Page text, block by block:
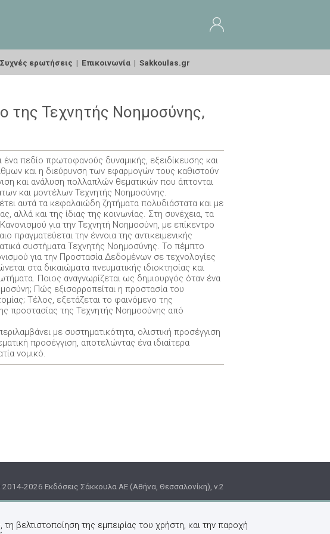
Συχνές ερωτήσεις | Επικοινωνία | Sakkoulas.gr
της Τεχνητής Νοημοσύνης,
πεδίο πρωτοφανούς δυναμικής, εξειδίκευσης και
και η διεύρυνση των εφαρμογών τους καθιστούν
και ανάλυση πολλαπλών θεματικών που άπτονται
και μοντέλων Τεχνητής Νοημοσύνης.
αυτά τα κεφαλαιώδη ζητήματα πολυδιάστατα και με
αλλά και της ίδιας της κοινωνίας. Στη συνέχεια, τα
για την Τεχνητή Νοημοσύνη, με επίκεντρο
την έννοια της αντικειμενικής
συστήματα Τεχνητής Νοημοσύνης. Το πέμπτο
για την Προστασία Δεδομένων σε τεχνολογίες
στα δικαιώματα πνευματικής ιδιοκτησίας και
Ποιος αναγνωρίζεται ως δημιουργός όταν ένα
Πώς εξισορροπείται η προστασία του
Τέλος, εξετάζεται το φαινόμενο της
προστασίας της Τεχνητής Νοημοσύνης από
με συστηματικότητα, ολιστική προσέγγιση
προσέγγιση, αποτελώντας ένα ιδιαίτερα
νομικό.
2026 Εκδόσεις Σάκκουλα ΑΕ (Αθήνα, Θεσσαλονίκη), v.2
βελτιστοποίηση της εμπειρίας του χρήστη, και την παροχή